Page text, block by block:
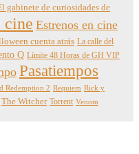
gabinete de curiosidades de
cine Estrenos en cine
cuenta atrás La calle del
Q Límite 48 Horas de GH VIP
Pasatiempos
Redemption 2 Requiem Rick y
The Witcher Torrent Venom